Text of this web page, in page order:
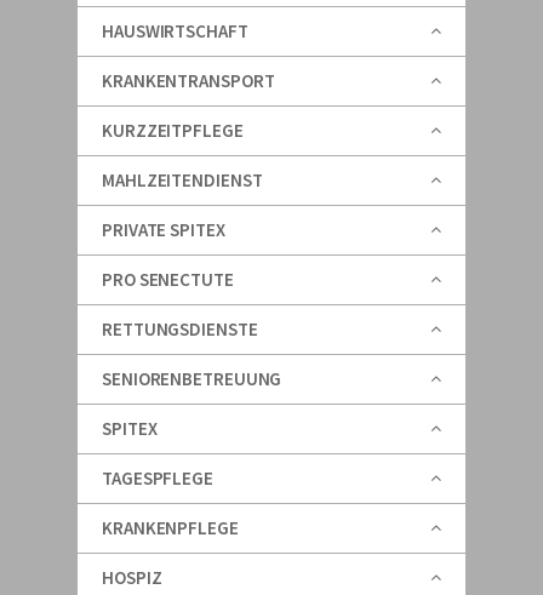
HAUSWIRTSCHAFT
KRANKENTRANSPORT
KURZZEITPFLEGE
MAHLZEITENDIENST
PRIVATE SPITEX
PRO SENECTUTE
RETTUNGSDIENSTE
SENIORENBETREUUNG
SPITEX
TAGESPFLEGE
KRANKENPFLEGE
HOSPIZ